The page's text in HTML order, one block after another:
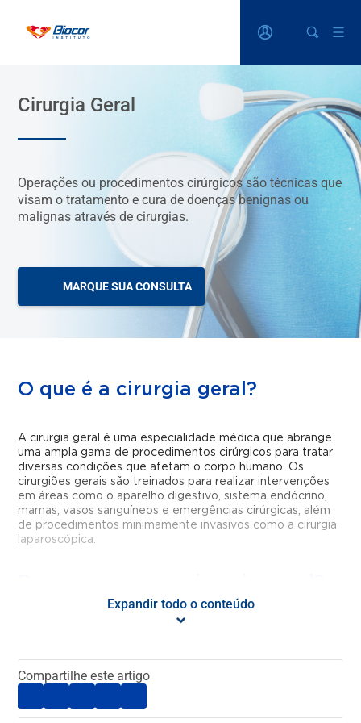
Cirurgia Geral
Operações ou procedimentos cirúrgicos são técnicas que
visam o tratamento e cura de doenças benignas ou
malignas através de cirurgias.
MARQUE SUA CONSULTA
O que é a cirurgia geral?
A cirurgia geral é uma especialidade médica que abrange
uma ampla gama de procedimentos cirúrgicos para tratar
diversas condições que afetam o corpo humano. Os
cirurgiões gerais são treinados para realizar intervenções
em áreas como o aparelho digestivo, sistema endócrino,
mamas, vasos sanguíneos e emergências cirúrgicas, além
de procedimentos minimamente invasivos como a cirurgia
laparoscópica.
cirúrgica. Cirurgiões gerais são especialistas em atender
emergências cirúrgicas, como apendicite aguda, hérnias,
colecistite e obstruções intestinais, além de realizar
benignos e malignos.
Expandir todo o conteúdo
Compartilhe este artigo